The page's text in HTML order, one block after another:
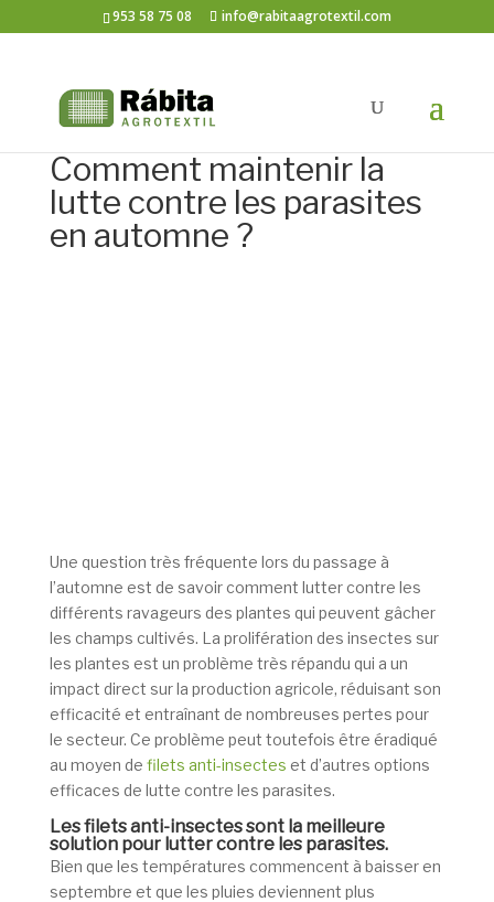
953 58 75 08 info@rabitaagrotextil.com
Comment maintenir la
lutte contre les parasites
en automne ?
Une question très fréquente lors du passage à
l’automne est de savoir comment lutter contre les
différents ravageurs des plantes qui peuvent gâcher
les champs cultivés. La prolifération des insectes sur
les plantes est un problème très répandu qui a un
impact direct sur la production agricole, réduisant son
efficacité et entraînant de nombreuses pertes pour
le secteur. Ce problème peut toutefois être éradiqué
au moyen de filets anti-insectes et d’autres options
efficaces de lutte contre les parasites.
Les filets anti-insectes sont la meilleure
solution pour lutter contre les parasites.
Bien que les températures commencent à baisser en
septembre et que les pluies deviennent plus